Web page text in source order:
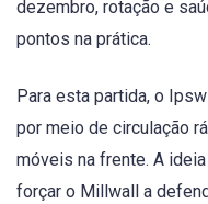
dezembro, rotação e
pontos na prática.
Para esta partida, o
por meio de circulação
móveis na frente. A
forçar o Millwall a